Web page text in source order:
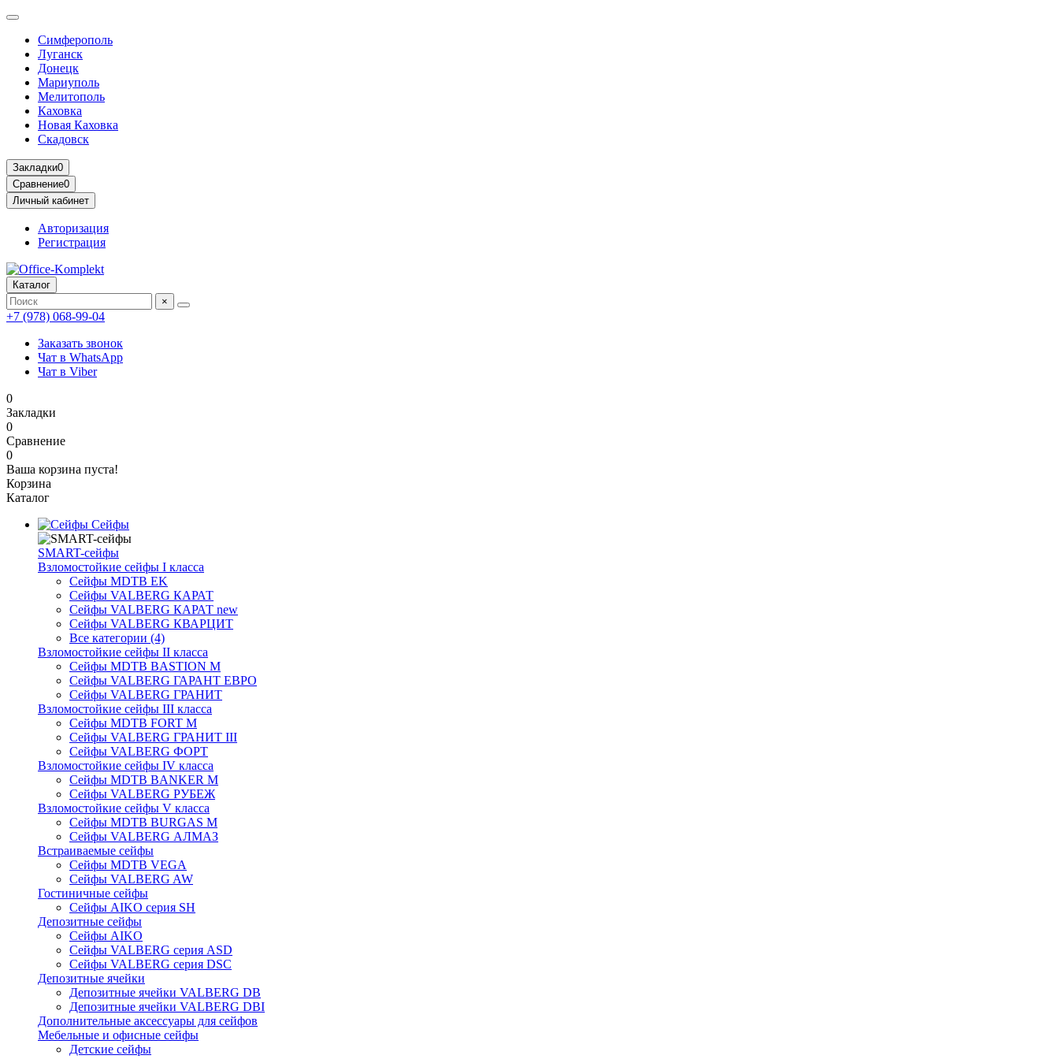
Симферополь
Луганск
Донецк
Мариуполь
Мелитополь
Каховка
Новая Каховка
Скадовск
Закладки0
Сравнение0
Личный кабинет
Авторизация
Регистрация
Каталог
×
+7 (978) 068-99-04
Заказать звонок
Чат в WhatsApp
Чат в Viber
0
Закладки
0
Сравнение
0
Ваша корзина пуста!
Корзина
Каталог
Сейфы
SMART-сейфы
Взломостойкие сейфы I класса
Сейфы MDTB EK
Сейфы VALBERG КАРАТ
Сейфы VALBERG КАРАТ new
Сейфы VALBERG КВАРЦИТ
Все категории (4)
Взломостойкие сейфы II класса
Сейфы MDTB BASTION M
Сейфы VALBERG ГАРАНТ ЕВРО
Сейфы VALBERG ГРАНИТ
Взломостойкие сейфы III класса
Сейфы MDTB FORT M
Сейфы VALBERG ГРАНИТ III
Сейфы VALBERG ФОРТ
Взломостойкие сейфы IV класса
Сейфы MDTB BANKER M
Сейфы VALBERG РУБЕЖ
Взломостойкие сейфы V класса
Сейфы MDTB BURGAS M
Сейфы VALBERG АЛМАЗ
Встраиваемые сейфы
Сейфы MDTB VEGA
Сейфы VALBERG AW
Гостиничные сейфы
Сейфы AIKO серия SH
Депозитные сейфы
Сейфы AIKO
Сейфы VALBERG серия ASD
Сейфы VALBERG серия DSC
Депозитные ячейки
Депозитные ячейки VALBERG DB
Депозитные ячейки VALBERG DBI
Дополнительные аксессуары для сейфов
Мебельные и офисные сейфы
Детские сейфы